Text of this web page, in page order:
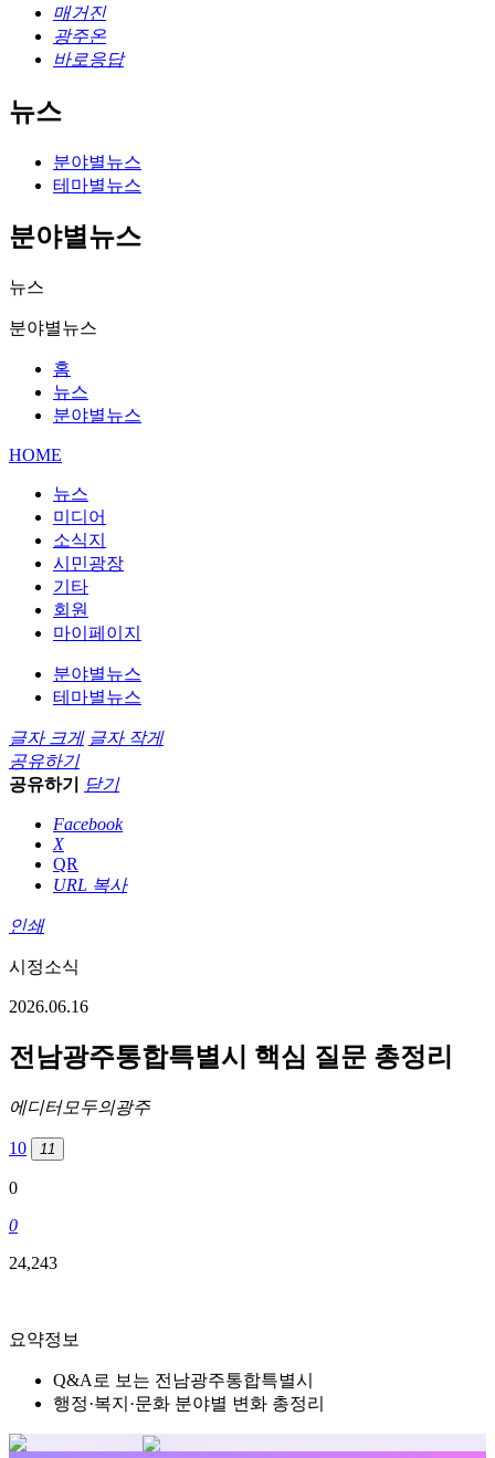
매거진
광주온
바로응답
뉴스
분야별뉴스
테마별뉴스
분야별뉴스
뉴스
분야별뉴스
홈
뉴스
분야별뉴스
HOME
뉴스
미디어
소식지
시민광장
기타
회원
마이페이지
분야별뉴스
테마별뉴스
글자 크게 글자 작게
공유하기
공유하기
닫기
Facebook
X
QR
URL 복사
인쇄
시정소식
2026.06.16
전남광주통합특별시 핵심 질문 총정리
에디터모두의광주
10 11
0
0
24,243
요약정보
Q&A로 보는 전남광주통합특별시
행정·복지·문화 분야별 변화 총정리